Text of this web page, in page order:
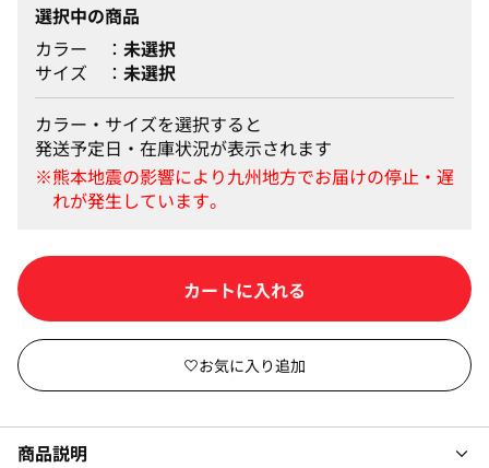
選択中の商品
カラー
未選択
サイズ
未選択
カラー・サイズを選択すると
発送予定日・在庫状況が表示されます
カートに入れる
商品説明